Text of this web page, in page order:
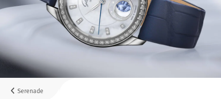
La marca Glashütte Original
Más información sobre la Manufactura
Concesionarios
Boutiques y concesionarios
MyAccount
Serenade